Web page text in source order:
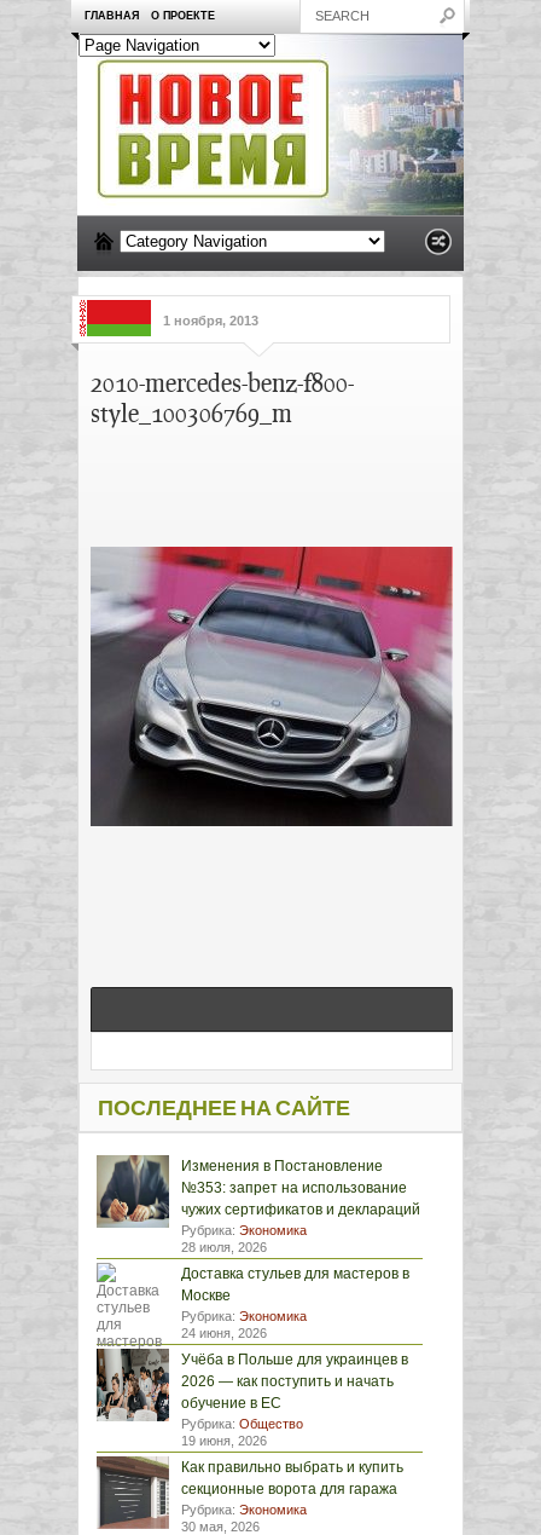
ГЛАВНАЯ О ПРОЕКТЕ
1 ноября, 2013
2010-mercedes-benz-f800-
style_100306769_m
ПОСЛЕДНЕЕ НА САЙТЕ
Изменения в Постановление
№353: запрет на использование
чужих сертификатов и деклараций
Рубрика: Экономика
28 июля, 2026
Доставка стульев для мастеров в
Москве
Рубрика: Экономика
24 июня, 2026
Учёба в Польше для украинцев в
2026 — как поступить и начать
обучение в ЕС
Рубрика: Общество
19 июня, 2026
Как правильно выбрать и купить
секционные ворота для гаража
Рубрика: Экономика
30 мая, 2026